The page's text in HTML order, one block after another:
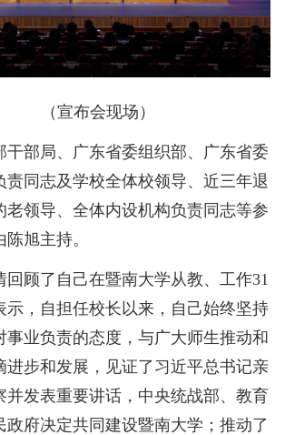
（宣布会现场）
干部局、广东省委组织部、广东省委
责同志及学校全体校领导、近三年退
老领导、全体内设机构负责同志等参
旭主持。
回顾了自己在暨南大学从教、工作31
示，自担任校长以来，自己始终坚持
事业负责的态度，与广大师生推动和
进步和发展，见证了习近平总书记亲
并发表重要讲话，中央统战部、教育
政府决定共同建设暨南大学；推动了